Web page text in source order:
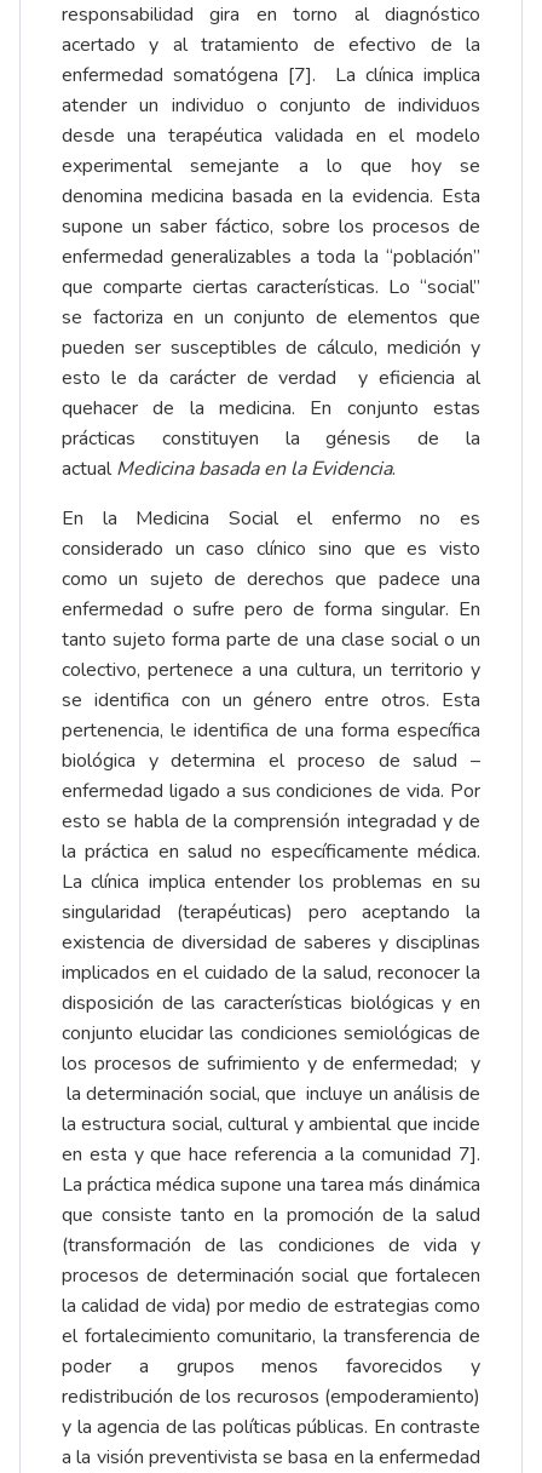
responsabilidad gira en torno al diagnóstico
acertado y al tratamiento de efectivo de la
enfermedad somatógena [7]. La clínica implica
atender un individuo o conjunto de individuos
desde una terapéutica validada en el modelo
experimental semejante a lo que hoy se
denomina medicina basada en la evidencia. Esta
supone un saber fáctico, sobre los procesos de
enfermedad generalizables a toda la “población”
que comparte ciertas características. Lo “social”
se factoriza en un conjunto de elementos que
pueden ser susceptibles de cálculo, medición y
esto le da carácter de verdad y eficiencia al
quehacer de la medicina. En conjunto estas
prácticas constituyen la génesis de la
actualMedicina basada en la Evidencia.
En la Medicina Social el enfermo no es
considerado un caso clínico sino que es visto
como un sujeto de derechos que padece una
enfermedad o sufre pero de forma singular. En
tanto sujeto forma parte de una clase social o un
colectivo, pertenece a una cultura, un territorio y
se identifica con un género entre otros. Esta
pertenencia, le identifica de una forma específica
biológica y determina el proceso de salud –
enfermedad ligado a sus condiciones de vida. Por
esto se habla de la comprensión integradad y de
la práctica en salud no específicamente médica.
La clínica implica entender los problemas en su
singularidad (terapéuticas) pero aceptando la
existencia de diversidad de saberes y disciplinas
implicados en el cuidado de la salud, reconocer la
disposición de las características biológicas y en
conjunto elucidar las condiciones semiológicas de
los procesos de sufrimiento y de enfermedad; y
la determinación social, que incluye un análisis de
la estructura social, cultural y ambiental que incide
en esta y que hace referencia a la comunidad 7].
La práctica médica supone una tarea más dinámica
que consiste tanto en la promoción de la salud
(transformación de las condiciones de vida y
procesos de determinación social que fortalecen
la calidad de vida) por medio de estrategias como
el fortalecimiento comunitario, la transferencia de
poder a grupos menos favorecidos y
redistribución de los recurosos (empoderamiento)
y la agencia de las políticas públicas. En contraste
a la visión preventivista se basa en la enfermedad